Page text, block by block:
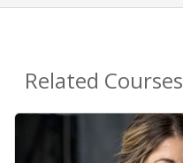
Related Courses